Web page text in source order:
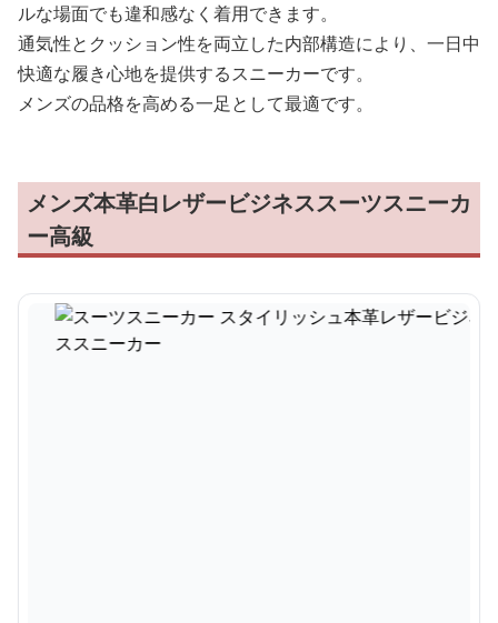
ルな場面でも違和感なく着用できます。
通気性とクッション性を両立した内部構造により、一日中
快適な履き心地を提供するスニーカーです。
メンズの品格を高める一足として最適です。
メンズ本革白レザービジネススーツスニーカ
ー高級